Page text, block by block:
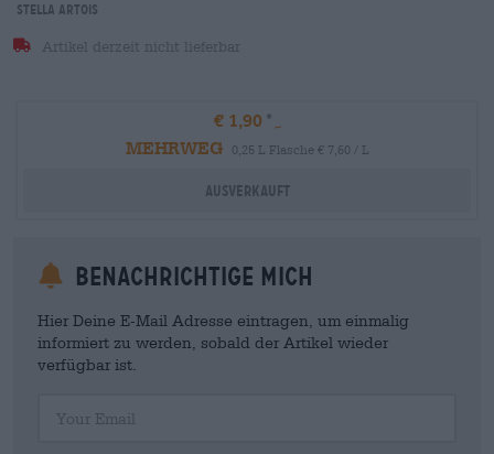
Stella Artois
Artikel derzeit nicht lieferbar
€ 1,90
MEHRWEG
0,25 L Flasche € 7,60 / L
Ausverkauft
Benachrichtige mich
Hier Deine E-Mail Adresse eintragen, um einmalig
informiert zu werden, sobald der Artikel wieder
verfügbar ist.